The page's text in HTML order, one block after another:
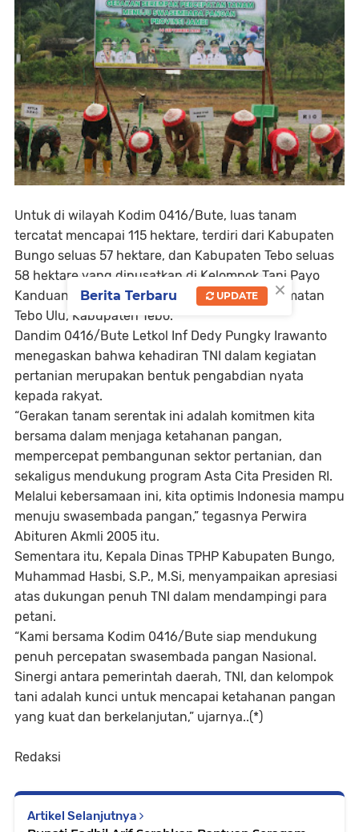
Untuk di wilayah Kodim 0416/Bute, luas tanam
tercatat mencapai 115 hektare, terdiri dari Kabupaten
Bungo seluas 57 hektare, dan Kabupaten Tebo seluas
58 hektare yang dipusatkan di Kelompok Tani Payo
Kanduang, Desa Teluk Kasai Rambahan, Kecamatan
Tebo Ulu, Kabupaten Tebo.
Dandim 0416/Bute Letkol Inf Dedy Pungky Irawanto
menegaskan bahwa kehadiran TNI dalam kegiatan
pertanian merupakan bentuk pengabdian nyata
kepada rakyat.
“Gerakan tanam serentak ini adalah komitmen kita
bersama dalam menjaga ketahanan pangan,
mempercepat pembangunan sektor pertanian, dan
sekaligus mendukung program Asta Cita Presiden RI.
Melalui kebersamaan ini, kita optimis Indonesia mampu
menuju swasembada pangan,” tegasnya Perwira
Abituren Akmli 2005 itu.
Sementara itu, Kepala Dinas TPHP Kabupaten Bungo,
Muhammad Hasbi, S.P., M.Si, menyampaikan apresiasi
atas dukungan penuh TNI dalam mendampingi para
petani.
“Kami bersama Kodim 0416/Bute siap mendukung
penuh percepatan swasembada pangan Nasional.
Sinergi antara pemerintah daerah, TNI, dan kelompok
tani adalah kunci untuk mencapai ketahanan pangan
yang kuat dan berkelanjutan,” ujarnya..(*)
Redaksi
Artikel Selanjutnya
×
Berita Terbaru UPDATE